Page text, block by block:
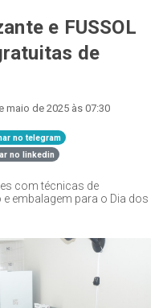
e FUSSOL
de
maio de 2025 às 07:30
no telegram
no linkedin
com técnicas de
embalagem para o Dia dos